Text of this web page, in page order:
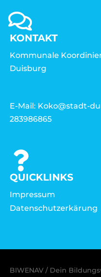
KONTAKT
Kommunale
Duisburg
E-Mail: Koko@stadt-
283986865
QUICKLINKS
Impressum
Datenschutzerkärung
BIWENAV / Dein